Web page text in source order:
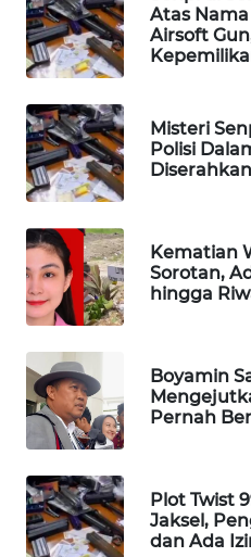
Atas
Airsoft
Misteri
Polisi
Kematian
Sorotan,
hingga
Boyamin
Pernah
Plot Twist
Jaksel,
dan Ada
WAHANANEWS
NET
SPORT
WAHANA
UMKM
WAHANA
SELEB
PERSONA
WAHANA
OTOMOTIF
WAHANA
HEALTH